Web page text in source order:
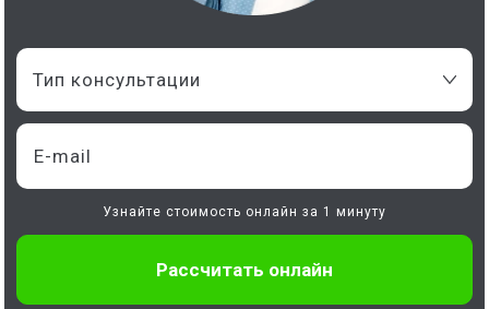
Тип консультации
Узнайте стоимость онлайн за 1 минуту